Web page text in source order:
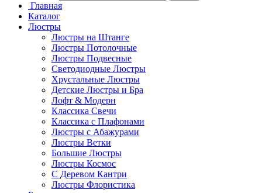
Главная
Каталог
Люстры
Люстры на Штанге
Люстры Потолочные
Люстры Подвесные
Светодиодные Люстры
Хрустальные Люстры
Детские Люстры и Бра
Лофт & Модерн
Классика Свечи
Классика с Плафонами
Люстры с Абажурами
Люстры Ветки
Большие Люстры
Люстры Космос
С Деревом Кантри
Люстры Флористика